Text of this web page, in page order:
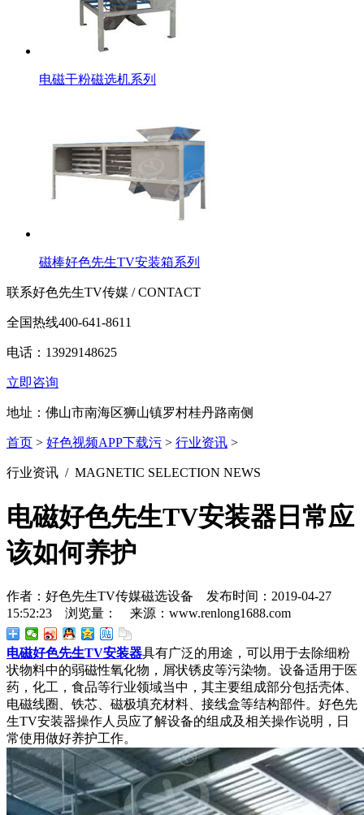
电磁干粉磁选机系列
磁棒好色先生TV安装箱系列
联系好色先生TV传媒 / CONTACT
全国热线400-641-8611
电话：13929148625
立即咨询
地址：佛山市南海区狮山镇罗村桂丹路南侧
首页 > 好色视频APP下载污 > 行业资讯 >
行业资讯 / MAGNETIC SELECTION NEWS
电磁好色先生TV安装器日常应
该如何养护
作者：好色先生TV传媒磁选设备 发布时间：2019-04-27
15:52:23 浏览量：
来源：www.renlong1688.com
电磁好色先生TV安装器具有广泛的用途，可以用于去除细粉
状物料中的弱磁性氧化物，屑状锈皮等污染物。设备适用于医
药，化工，食品等行业领域当中，其主要组成部分包括壳体、
电磁线圈、铁芯、磁极填充材料、接线盒等结构部件。好色先
生TV安装器操作人员应了解设备的组成及相关操作说明，日
常使用做好养护工作。